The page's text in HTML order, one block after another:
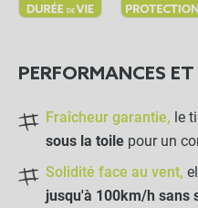
UNE POSE EN
PERFORMANCES
Fraîcheur garantie, le
sous la toile pour un
Solidité face au vent,
jusqu'à 100km/h sans